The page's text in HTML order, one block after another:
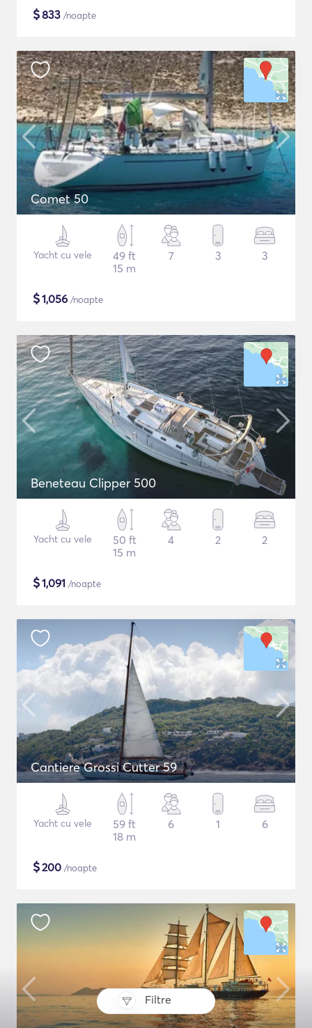
Filtre
$833 /noapte
Comet 50
Yacht cu vele
49 ft
15 m
7 3 3
$1,056 /noapte
Beneteau Clipper 500
Yacht cu vele
50 ft
15 m
4 2 2
$1,091 /noapte
Cantiere Grossi Cutter 59
Yacht cu vele
59 ft
18 m
6 1 6
$200 /noapte